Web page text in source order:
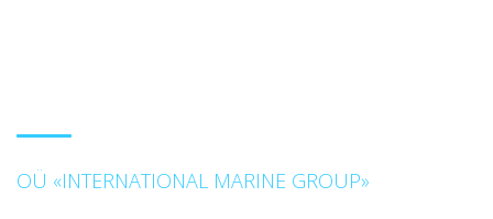
OÜ «INTERNATIONAL MARINE GROUP»